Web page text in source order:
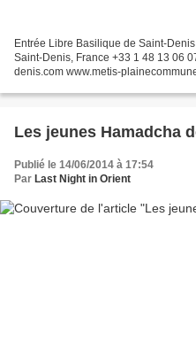
Entrée Libre Basilique de Saint-
Saint-Denis, France +33 1 48 13 06
denis.com www.metis-
Les jeunes Hamadcha
Publié le 14/06/2014 à 17:54
Par Last Night in Orient